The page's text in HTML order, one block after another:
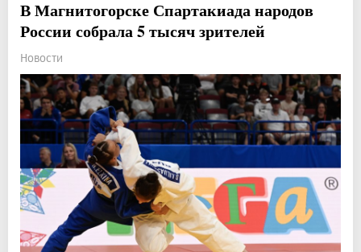
В Магнитогорске Спартакиада народов
России собрала 5 тысяч зрителей
Новости